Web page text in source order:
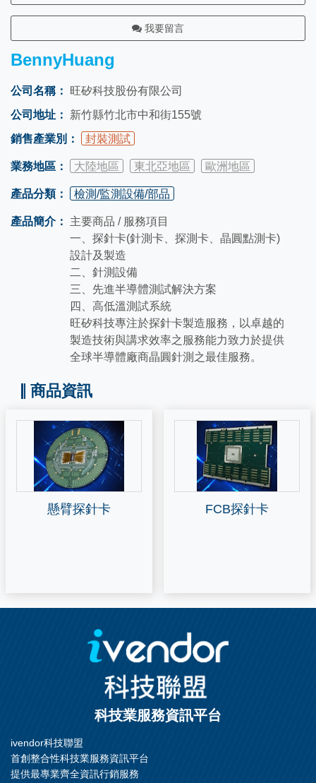
我要留言
BennyHuang
公司名稱：
旺矽科技股份有限公司
公司地址：
新竹縣竹北市中和街155號
銷售產業別：
封裝測試
業務地區： 大陸地區 東北亞地區 歐洲地區
產品分類： 檢測/監測設備/部品
產品簡介：
主要商品 / 服務項目
一、探針卡(針測卡、探測卡、晶圓點測卡)
設計及製造
二、針測設備
三、先進半導體測試解決方案
四、高低溫測試系統
旺矽科技專注於探針卡製造服務，以卓越的
製造技術與講求效率之服務能力致力於提供
全球半導體廠商晶圓針測之最佳服務。
商品資訊
懸臂探針卡 FCB探針卡
科技業服務資訊平台
ivendor科技聯盟
首創整合性科技業服務資訊平台
提供最專業齊全資訊行銷服務